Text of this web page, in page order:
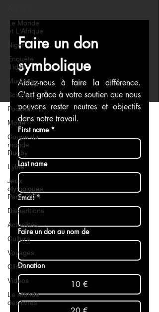
Le Monde
et L'Afrique
Niger
Enquête
d'idée
Musiques
Science
Podcasts
Mode
Coupe du
monde
Rugby
Lybie
Jeux
olympiques
Paris 2024
Disparitions
Actualités
Culture
Voyages
Climat
Vidéos
Le Monde
des livres
Faire un don
symbolique
Aidez-nous à faire la différence.
C’est grâce à votre soutien que nous
pouvons rester neutres et objectifs
dans notre travail.
First name *
Last name
Email *
Faire un don au nom de
Donation
10 €